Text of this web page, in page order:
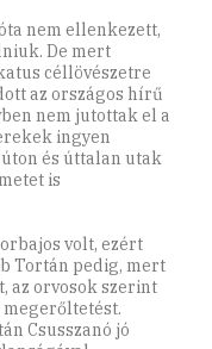
nem ellenkezett,
De mert
céllövészetre
az országos hírű
nem jutottak el a
ingyen
és úttalan utak
is
volt, ezért
Tortán pedig, mert
az orvosok szerint
Csusszanó jó